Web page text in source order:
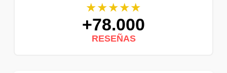
★★★★★
+78.000
RESEÑAS